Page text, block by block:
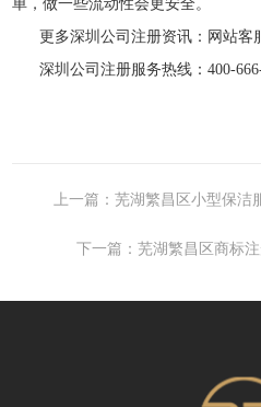
单，做一些流动性会更安全。
更多深圳公司注册资讯：网站客
深圳公司注册服务热线：400-
上一篇：芜湖繁昌区小型保洁
下一篇：芜湖繁昌区商标